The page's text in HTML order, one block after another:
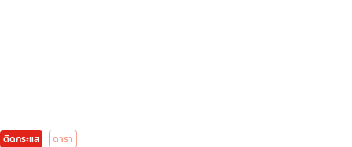
ติดกระแส ดารา